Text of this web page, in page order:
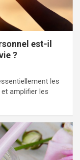
est-il
?
les
amplifier les